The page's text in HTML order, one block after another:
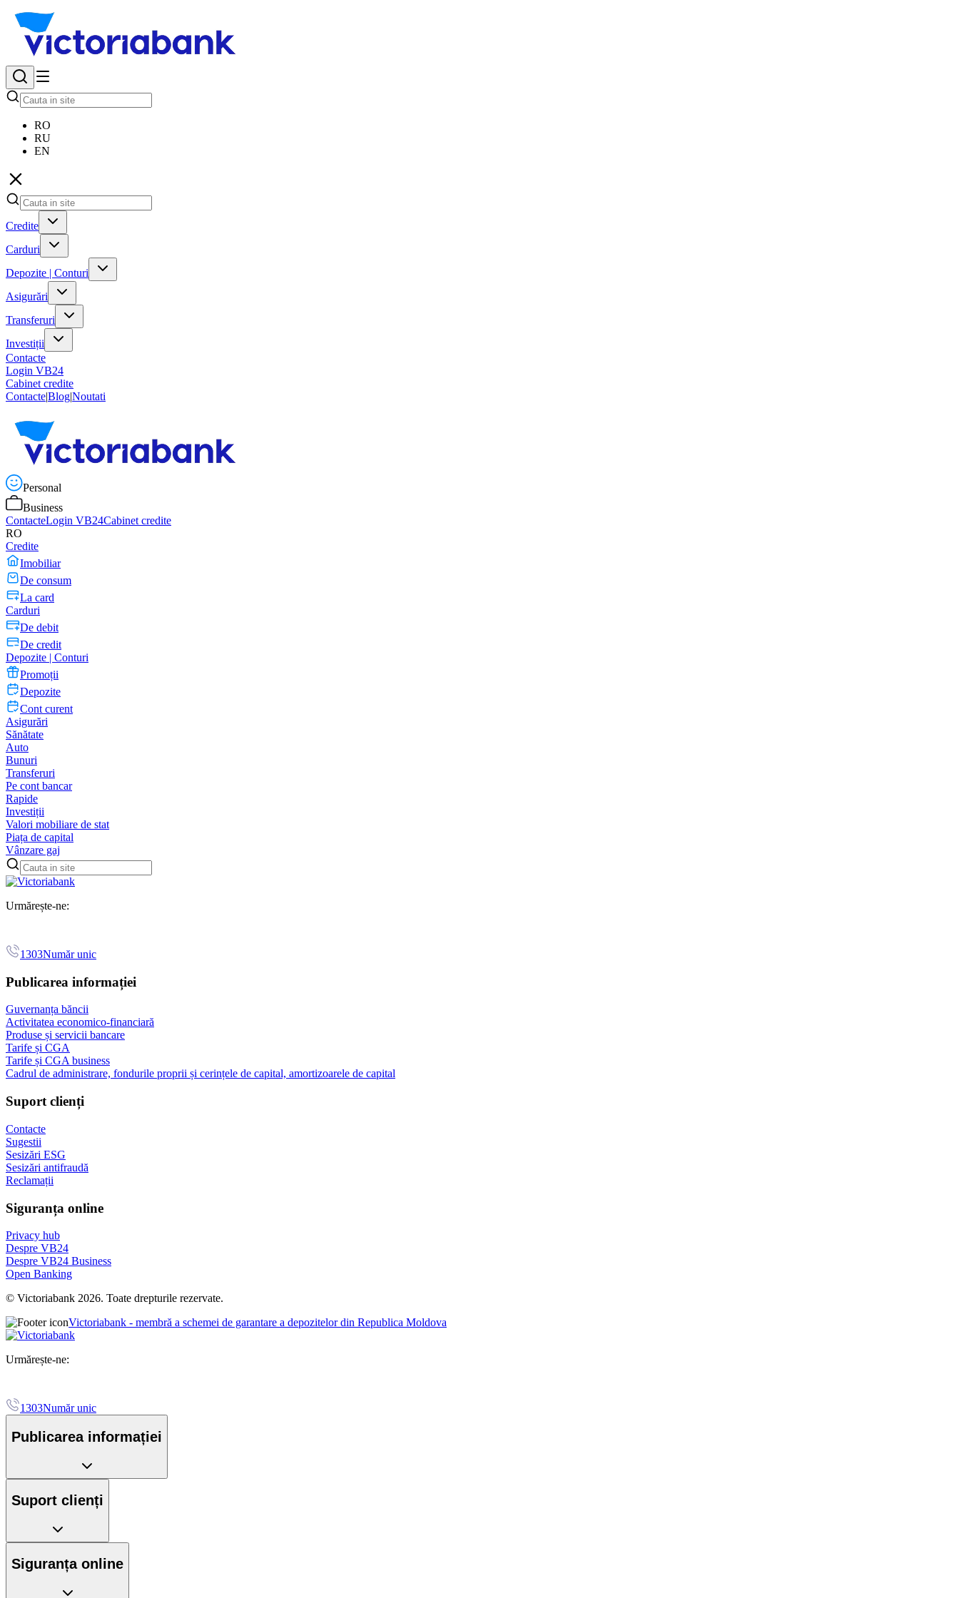
RO
RU
EN
Credite
Carduri
Depozite | Conturi
Asigurări
Transferuri
Investiții
Contacte
Login VB24
Cabinet credite
Contacte|Blog|Noutati
Personal
Business
ContacteLogin VB24Cabinet credite
RO
Credite
Imobiliar
De consum
La card
Carduri
De debit
De credit
Depozite | Conturi
Promoții
Depozite
Cont curent
Asigurări
Sănătate
Auto
Bunuri
Transferuri
Pe cont bancar
Rapide
Investiții
Valori mobiliare de stat
Piața de capital
Vânzare gaj
Urmărește-ne:
1303Număr unic
Publicarea informației
Guvernanța băncii
Activitatea economico-financiară
Produse și servicii bancare
Tarife și CGA
Tarife și CGA business
Cadrul de administrare, fondurile proprii și cerințele de capital, amortizoarele de capital
Suport clienți
Contacte
Sugestii
Sesizări ESG
Sesizări antifraudă
Reclamații
Siguranța online
Privacy hub
Despre VB24
Despre VB24 Business
Open Banking
© Victoriabank 2026. Toate drepturile rezervate.
Victoriabank - membră a schemei de garantare a depozitelor din Republica Moldova
Urmărește-ne:
1303Număr unic
Publicarea informației
Suport clienți
Siguranța online